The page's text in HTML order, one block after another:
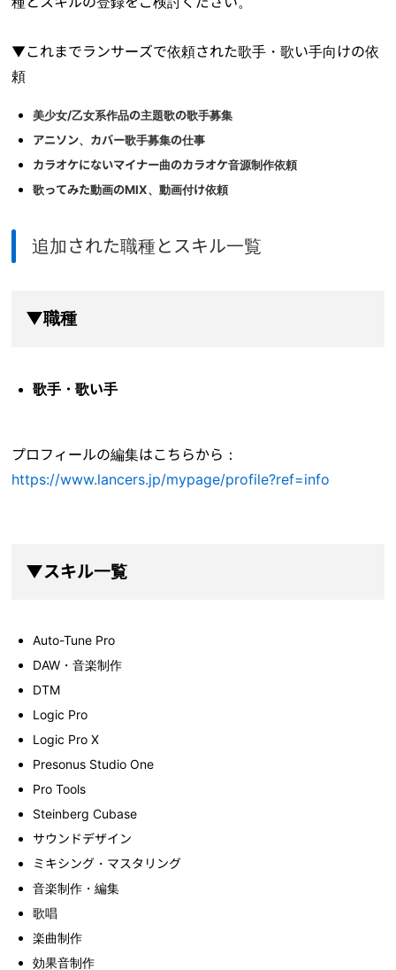
▼これまでランサーズで依頼された歌手・歌い手向けの依
頼
美少女/乙女系作品の主題歌の歌手募集
アニソン、カバー歌手募集の仕事
カラオケにないマイナー曲のカラオケ音源制作依頼
歌ってみた動画のMIX、動画付け依頼
追加された職種とスキル一覧
▼職種
歌手・歌い手
プロフィールの編集はこちらから：
https://www.lancers.jp/mypage/profile?ref=info
▼スキル一覧
Auto-Tune Pro
DAW・音楽制作
DTM
Logic Pro
Logic Pro X
Presonus Studio One
Pro Tools
Steinberg Cubase
サウンドデザイン
ミキシング・マスタリング
音楽制作・編集
歌唱
楽曲制作
効果音制作